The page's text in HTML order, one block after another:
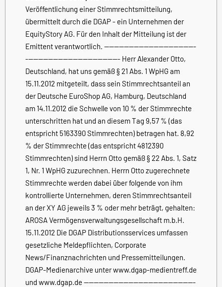
Veröffentlichung einer Stimmrechtsmitteilung,
übermittelt durch die DGAP - ein Unternehmen der
EquityStory AG. Für den Inhalt der Mitteilung ist der
Emittent verantwortlich. -------------------------------------
-------------------------------------- Herr Alexander Otto,
Deutschland, hat uns gemäß § 21 Abs. 1 WpHG am
15.11.2012 mitgeteilt, dass sein Stimmrechtsanteil an
der Deutsche EuroShop AG, Hamburg, Deutschland
am 14.11.2012 die Schwelle von 10 % der Stimmrechte
unterschritten hat und an diesem Tag 9,57 % (das
entspricht 5163390 Stimmrechten) betragen hat. 8,92
% der Stimmrechte (das entspricht 4812390
Stimmrechten) sind Herrn Otto gemäß § 22 Abs. 1, Satz
1, Nr. 1 WpHG zuzurechnen. Herrn Otto zugerechnete
Stimmrechte werden dabei über folgende von ihm
kontrollierte Unternehmen, deren Stimmrechtsanteil
an der XY AG jeweils 3 % oder mehr beträgt, gehalten:
AROSA Vermögensverwaltungsgesellschaft m.b.H.
15.11.2012 Die DGAP Distributionsservices umfassen
gesetzliche Meldepflichten, Corporate
News/Finanznachrichten und Pressemitteilungen.
DGAP-Medienarchive unter www.dgap-medientreff.de
und www.dgap.de ---------------------------------------------